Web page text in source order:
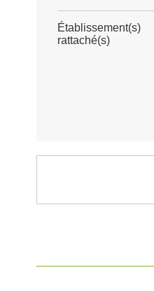
Établissement(s)
rattaché(s)